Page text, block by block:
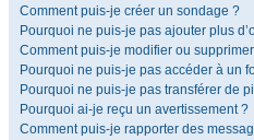
Comment puis-je créer un sondage ?
Pourquoi ne puis-je pas ajouter plus
Comment puis-je modifier ou
Pourquoi ne puis-je pas accéder à un
Pourquoi ne puis-je pas transférer de
Pourquoi ai-je reçu un avertissement ?
Comment puis-je rapporter des